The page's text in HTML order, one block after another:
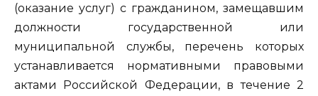
(оказание услуг) с гражданином, замещавшим
должности государственной или
муниципальной службы, перечень которых
устанавливается нормативными правовыми
актами Российской Федерации, в течение 2